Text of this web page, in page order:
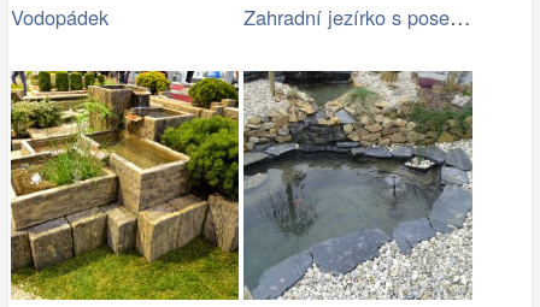
Vodopádek Zahradní jezírko s posezením ve stínu